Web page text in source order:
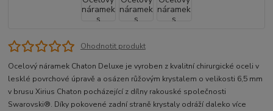
Ohodnotit produkt
Ocelový náramek Chaton Deluxe je vyroben z kvalitní chirurgické oceli v
lesklé povrchové úpravě a osázen růžovým krystalem o velikosti 6,5 mm
v brusu Xirius Chaton pocházející z dílny rakouské společnosti
Swarovski®. Díky pokovené zadní straně krystaly odráží daleko více